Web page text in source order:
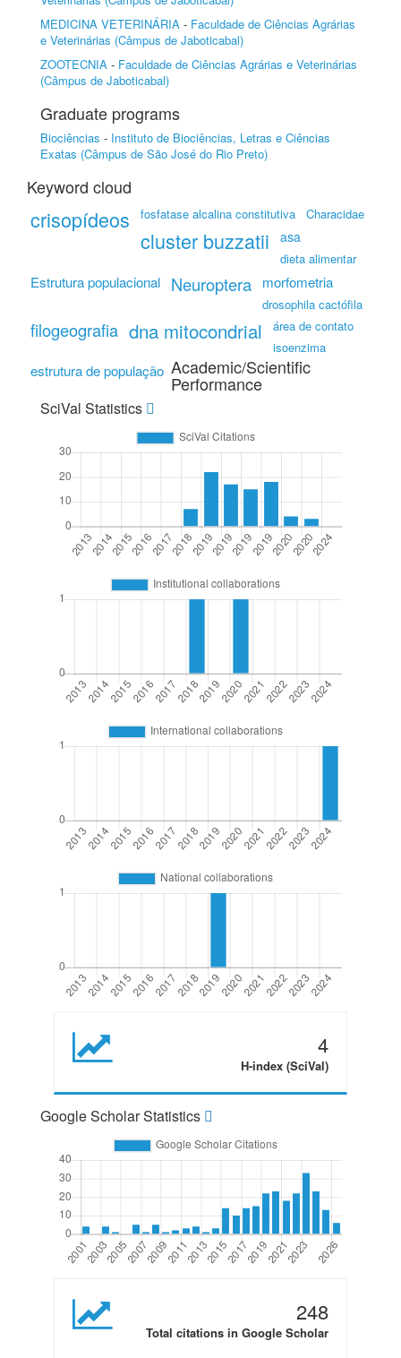
MEDICINA VETERINÁRIA - Faculdade de Ciências Agrárias
e Veterinárias (Câmpus de Jaboticabal)
ZOOTECNIA - Faculdade de Ciências Agrárias e Veterinárias
(Câmpus de Jaboticabal)
Graduate programs
Biociências - Instituto de Biociências, Letras e Ciências
Exatas (Câmpus de São José do Rio Preto)
Keyword cloud
crisopídeos fosfatase alcalina constitutiva Characidae
cluster buzzatii asa
dieta alimentar
Estrutura populacional Neuroptera morfometria
drosophila cactófila
filogeografia dna mitocondrial
área de contato
isoenzima
estrutura de população Academic/Scientific
Performance
SciVal Statistics
4
H-index (SciVal)
Google Scholar Statistics
248
Total citations in Google Scholar